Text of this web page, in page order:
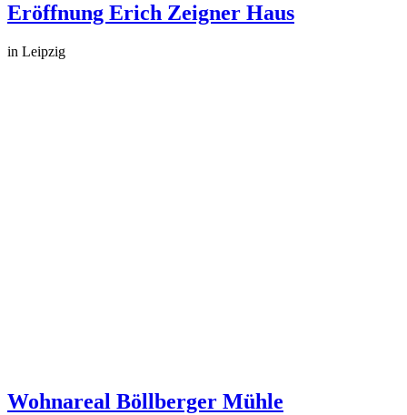
Eröffnung Erich Zeigner Haus
in Leipzig
Wohnareal Böllberger Mühle